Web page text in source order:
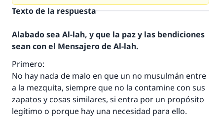
Texto de la respuesta
Alabado sea Al-lah, y que la paz y las bendiciones
sean con el Mensajero de Al-lah.
Primero:
No hay nada de malo en que un no musulmán entre
a la mezquita, siempre que no la contamine con sus
zapatos y cosas similares, si entra por un propósito
legítimo o porque hay una necesidad para ello.